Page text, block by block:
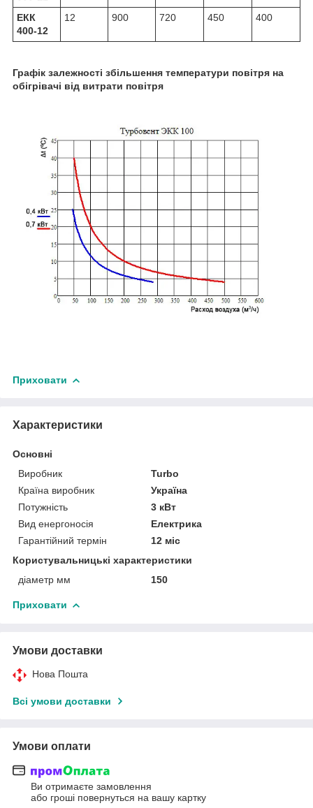
ЕКК
400-12
12 900 720 450 400
Графік залежності збільшення температури повітря на
обігрівачі від витрати повітря
Приховати
Характеристики
Основні
Виробник
Turbo
Країна виробник
Україна
Потужність
3 кВт
Вид енергоносія
Електрика
Гарантійний термін
12 міс
Користувальницькі характеристики
діаметр мм
150
Приховати
Умови доставки
Нова Пошта
Всі умови доставки
Умови оплати
Ви отримаєте замовлення
або гроші повернуться на вашу картку